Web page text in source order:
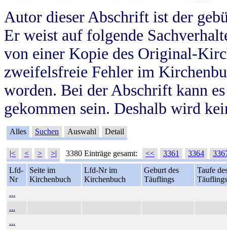
Autor dieser Abschrift ist der
Er weist auf folgende
von einer Kopie des Original-
zweifelsfreie Fehler im
worden. Bei der Abschrift kann
gekommen sein. Deshalb wird
Alles Suchen Auswahl Detail
|< < > >| 3380 Einträge gesamt: << 3361 3364
Lfd-
Nr
Seite im
Kirchenbuch
Lfd-Nr im
Kirchenbuch
Geburt des
Täuflings
Taufe
Täuflings
...
...
...